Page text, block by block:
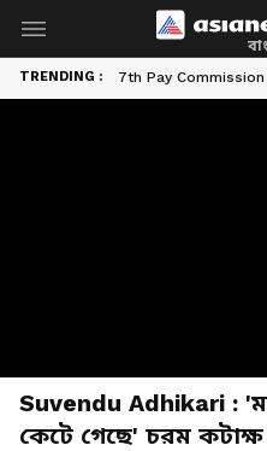
TRENDING : 7th Pay Commission
Suvendu Adhikari :
কেটে গেছে' চরম